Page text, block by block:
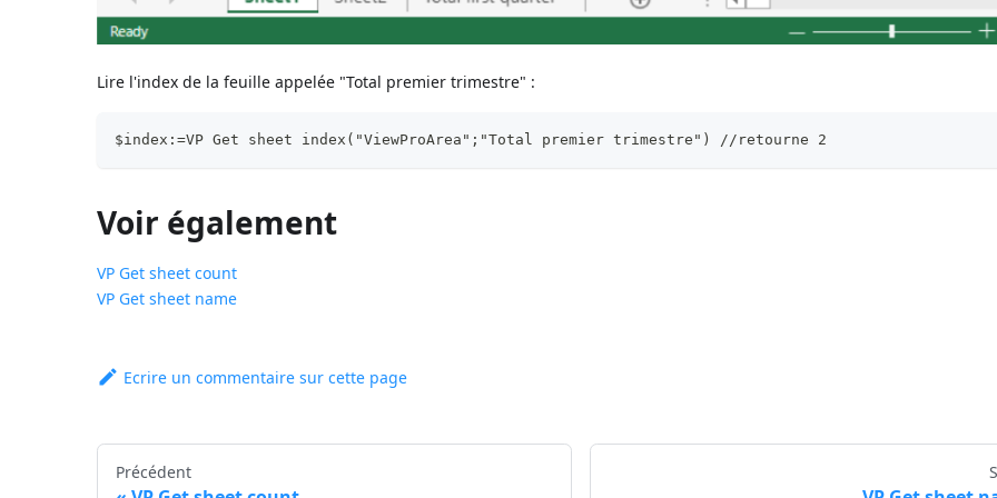
Lire l'index de la feuille appelée "Total premier trimestre" :
$index:=VP Get sheet index("ViewProArea";"Total premier trimestre") //retourne 2
Voir également
VP Get sheet count
VP Get sheet name
Ecrire un commentaire sur cette page
Précédent